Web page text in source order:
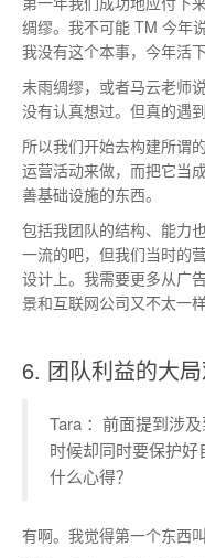
绸缪。我不可能 TM 今年
我没有这个本事，今年活
未雨绸缪，或者马云老师
没有认真想过。但真的遇
所以我们开始去构建所谓
运营活动来做，而把它当
善基础设施的东西。
包括我团队的结构、能力
一流的吧，但我们当时的
设计上。我需要更多从广
景和互联网公司又不太一
6. 团队利益的大
Tara ：前面提到涉
时候却同时要保护
什么心得？
有啊。我觉得第一个东西